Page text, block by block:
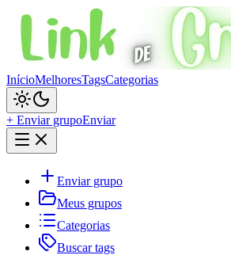
InícioMelhoresTagsCategorias
+ Enviar grupoEnviar
Enviar grupo
Meus grupos
Categorias
Buscar tags